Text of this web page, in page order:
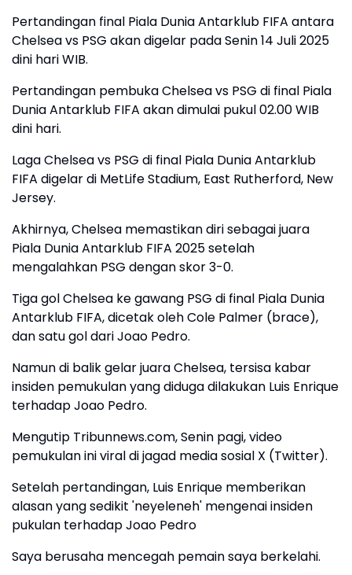
Pertandingan final Piala Dunia Antarklub FIFA antara
Chelsea vs PSG akan digelar pada Senin 14 Juli 2025
dini hari WIB.
Pertandingan pembuka Chelsea vs PSG di final Piala
Dunia Antarklub FIFA akan dimulai pukul 02.00 WIB
dini hari.
Laga Chelsea vs PSG di final Piala Dunia Antarklub
FIFA digelar di MetLife Stadium, East Rutherford, New
Jersey.
Akhirnya, Chelsea memastikan diri sebagai juara
Piala Dunia Antarklub FIFA 2025 setelah
mengalahkan PSG dengan skor 3-0.
Tiga gol Chelsea ke gawang PSG di final Piala Dunia
Antarklub FIFA, dicetak oleh Cole Palmer (brace),
dan satu gol dari Joao Pedro.
Namun di balik gelar juara Chelsea, tersisa kabar
insiden pemukulan yang diduga dilakukan Luis Enrique
terhadap Joao Pedro.
Mengutip Tribunnews.com, Senin pagi, video
pemukulan ini viral di jagad media sosial X (Twitter).
Setelah pertandingan, Luis Enrique memberikan
alasan yang sedikit 'neyeleneh' mengenai insiden
pukulan terhadap Joao Pedro
Saya berusaha mencegah pemain saya berkelahi.